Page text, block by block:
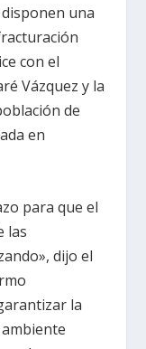
una
con el
Vázquez y la
de
en
para que el
las
dijo el
la